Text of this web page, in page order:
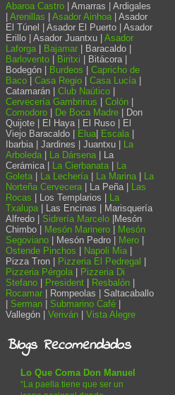
Abaroa Castro | Amarras | Ardigales
Arenillas Asador Ainhoa | Asador
El Túnel | Asador El Puerto | Asador
Erillo | Asador Juantxu |
Asador
Laforga
Bajamar
| Baracaldo |
Barlovento
Biritxi
| Bitácora |
Bodegón |
Burdeos
Capricho de
Baco
Casa Regio Casa Lucía
Catamarán | Club Naútico
Cervecería Gambrinus
Colón
Comodoro
De Boca Madre | Don
Quijote | El Haya | El Ruso | El
Viejo Baracaldo |
Elua Escala
Ibarbia | Jardines | Juantxu |
La
Arboleda
La Dársena | La
Cerámica |
La Cierbanata
La
Goleta
La Lechería La Marina
La
Norteña Cervecera | La Peña |
Las
Rocas | Los Templarios |
La
Txalupa | Las Encinas | Marisquería
Alfredo | Sidrería Marcelo |Mesón
Chimbo |
Mesón Marinero
Mesón
Segoviano | Mesón Pedro | Mero
Ostende Pinchos
Napoli Mia
Pizza Tron |
Pizzeria El Pedregal
Pizzeria Pérgola
Pizzeria Di
Stefano
President Resbalón
Rocamar
| Rompeolas | Saltacaballo
Serman Submarino Café
Vallegón | Veriván Vista Alegre
Blogs Recomendados
Lo Que Coma Don Manuel
“La paella tiene que ser un